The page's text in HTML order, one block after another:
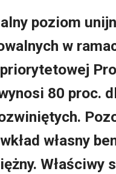
poziom
w
80 proc.
własny